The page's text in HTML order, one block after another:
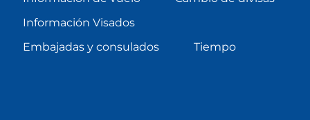
Información Visados
Embajadas y consulados
Tiempo